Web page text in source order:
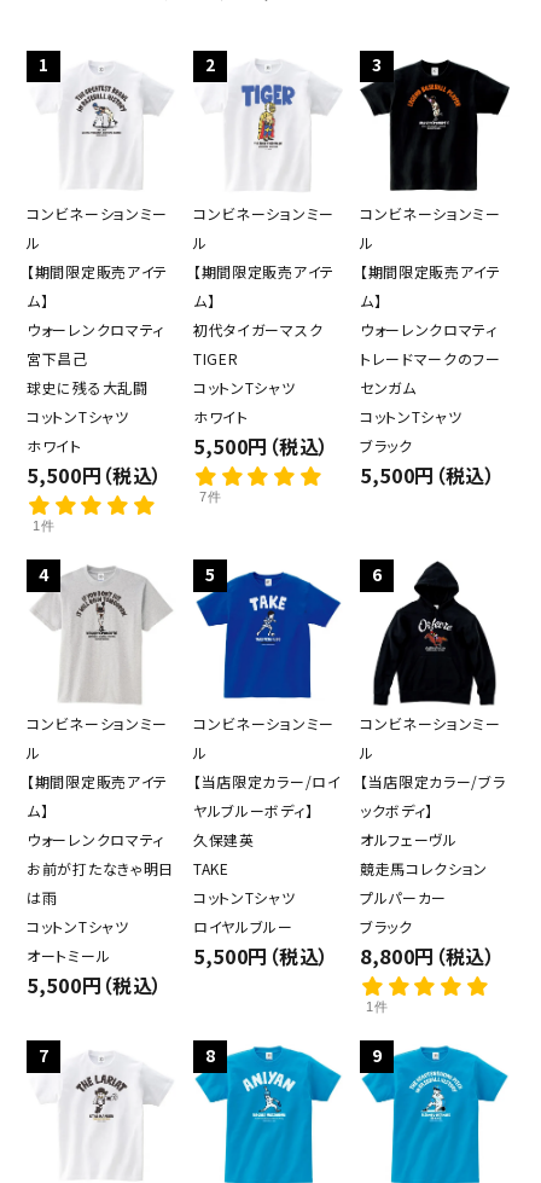
1
コンビネーションミー
ル
【期間限定販売アイテ
ム】
ウォーレンクロマティ
宮下昌己
球史に残る大乱闘
コットンTシャツ
ホワイト
5,500円（税込）
1件
2
コンビネーションミー
ル
【期間限定販売アイテ
ム】
初代タイガーマスク
TIGER
コットンTシャツ
ホワイト
5,500円（税込）
7件
3
コンビネーションミー
ル
【期間限定販売アイテ
ム】
ウォーレンクロマティ
トレードマークのフー
センガム
コットンTシャツ
ブラック
5,500円（税込）
4
コンビネーションミー
ル
【期間限定販売アイテ
ム】
ウォーレンクロマティ
お前が打たなきゃ明日
は雨
コットンTシャツ
オートミール
5,500円（税込）
5
コンビネーションミー
ル
【当店限定カラー/ロイ
ヤルブルーボディ】
久保建英
TAKE
コットンTシャツ
ロイヤルブルー
5,500円（税込）
6
コンビネーションミー
ル
【当店限定カラー/ブラ
ックボディ】
オルフェーヴル
競走馬コレクション
プルパーカー
ブラック
8,800円（税込）
1件
7 8 9